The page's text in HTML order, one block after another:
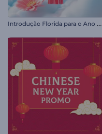
I
ntrodução Florida para o Ano Novo Chinês